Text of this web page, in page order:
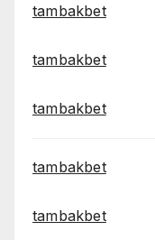
tambakbet
tambakbet
tambakbet
tambakbet
tambakbet